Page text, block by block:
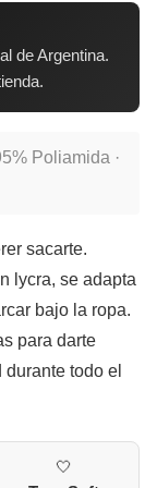
de Argentina.
Poliamida ·
sacarte.
lycra, se adapta
bajo la ropa.
para darte
todo el
🤍